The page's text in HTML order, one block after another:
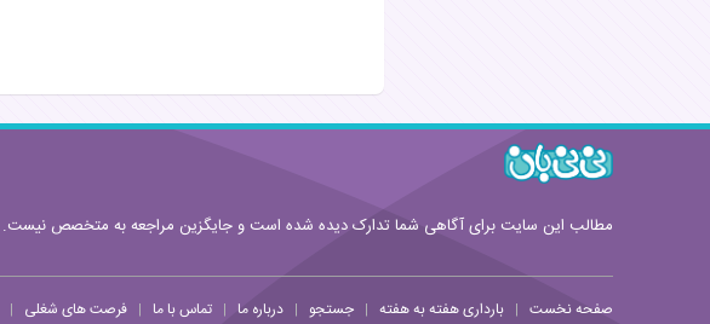
مطالب این سایت برای آگاهی شما تدارک دیده شده است و جایگزین مراجعه به متخصص نیست.
صفحه نخست | بارداری هفته به هفته | جستجو | درباره ما | تماس با ما | فرصت های شغلی |